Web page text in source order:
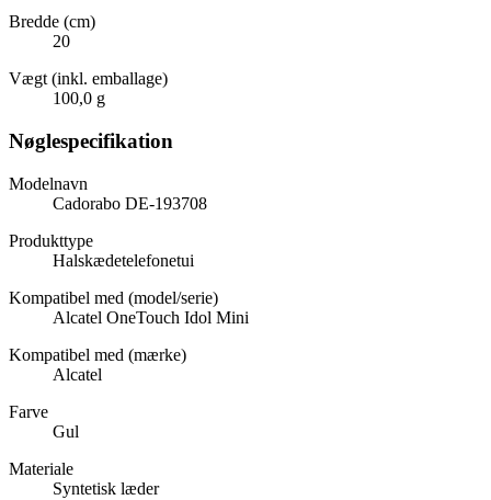
Bredde (cm)
20
Vægt (inkl. emballage)
100,0 g
Nøglespecifikation
Modelnavn
Cadorabo DE-193708
Produkttype
Halskædetelefonetui
Kompatibel med (model/serie)
Alcatel OneTouch Idol Mini
Kompatibel med (mærke)
Alcatel
Farve
Gul
Materiale
Syntetisk læder